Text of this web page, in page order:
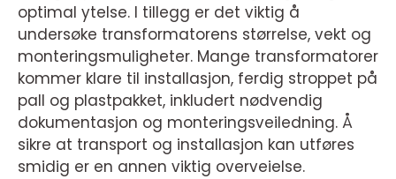
optimal ytelse. I tillegg er det viktig å
undersøke transformatorens størrelse, vekt og
monteringsmuligheter. Mange transformatorer
kommer klare til installasjon, ferdig stroppet på
pall og plastpakket, inkludert nødvendig
dokumentasjon og monteringsveiledning. Å
sikre at transport og installasjon kan utføres
smidig er en annen viktig overveielse.